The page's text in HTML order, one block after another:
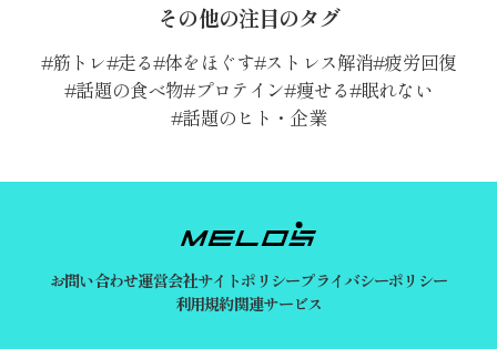
その他の注目のタグ
筋トレ 走る 体をほぐす ストレス解消 疲労回復
話題の食べ物 プロテイン 痩せる 眠れない
話題のヒト・企業
お問い合わせ運営会社サイトポリシープライバシーポリシー
利用規約関連サービス